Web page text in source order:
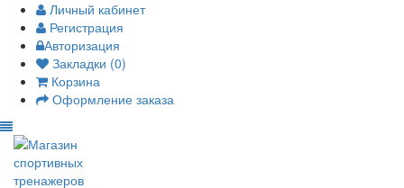
Личный кабинет
Регистрация
Авторизация
Закладки (0)
Корзина
Оформление заказа